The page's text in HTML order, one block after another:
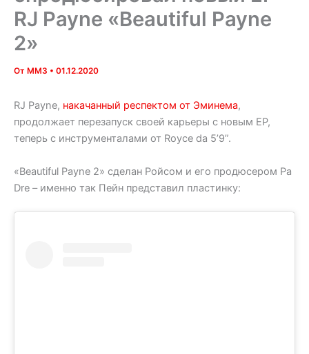
RJ Payne «Beautiful Payne
2»
От MM3 • 01.12.2020
RJ Payne, накачанный респектом от Эминема,
продолжает перезапуск своей карьеры с новым EP,
теперь с инструменталами от Royce da 5’9”.
«Beautiful Payne 2» сделан Ройсом и его продюсером Pa
Dre – именно так Пейн представил пластинку: